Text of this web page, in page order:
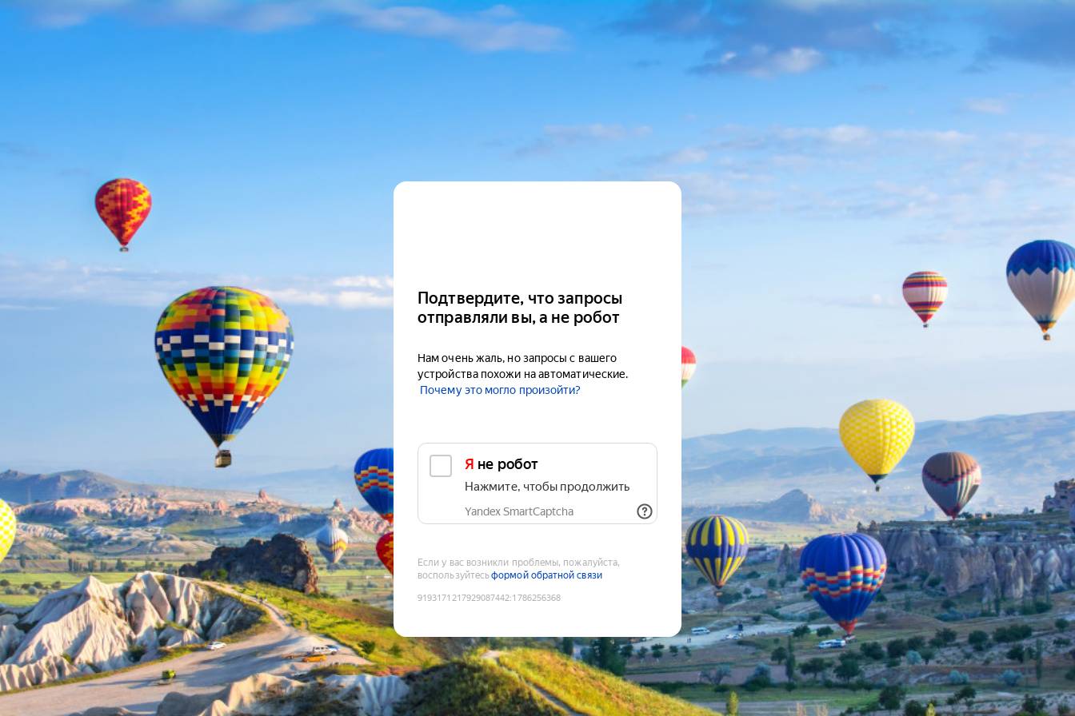
Подтвердите, что запросы
отправляли вы, а не робот
Нам очень жаль, но запросы с вашего
устройства похожи на автоматические.
Почему это могло произойти?
Я не робот
Нажмите, чтобы продолжить
Yandex SmartCaptcha
Если у вас возникли проблемы, пожалуйста,
воспользуйтесьформой обратной связи
9193171217929087442:1786256368